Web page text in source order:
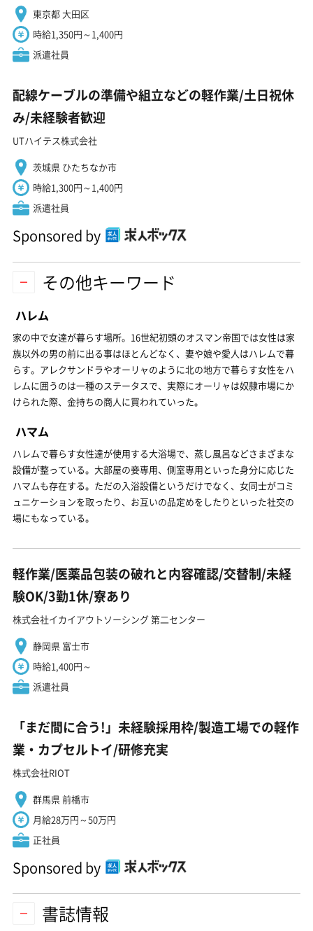
東京都 大田区
時給1,350円～1,400円
派遣社員
配線ケーブルの準備や組立などの軽作業/土日祝休
み/未経験者歓迎
UTハイテス株式会社
茨城県 ひたちなか市
時給1,300円～1,400円
派遣社員
Sponsored by
その他キーワード
ハレム
家の中で女達が暮らす場所。16世紀初頭のオスマン帝国では女性は家
族以外の男の前に出る事はほとんどなく、妻や娘や愛人はハレムで暮
らす。アレクサンドラやオーリャのように北の地方で暮らす女性をハ
レムに囲うのは一種のステータスで、実際にオーリャは奴隷市場にか
けられた際、金持ちの商人に買われていった。
ハマム
ハレムで暮らす女性達が使用する大浴場で、蒸し風呂などさまざまな
設備が整っている。大部屋の妾専用、側室専用といった身分に応じた
ハマムも存在する。ただの入浴設備というだけでなく、女同士がコミ
ュニケーションを取ったり、お互いの品定めをしたりといった社交の
場にもなっている。
軽作業/医薬品包装の破れと内容確認/交替制/未経
験OK/3勤1休/寮あり
株式会社イカイアウトソーシング 第二センター
静岡県 富士市
時給1,400円～
派遣社員
「まだ間に合う!」未経験採用枠/製造工場での軽作
業・カプセルトイ/研修充実
株式会社RIOT
群馬県 前橋市
月給28万円～50万円
正社員
Sponsored by
書誌情報